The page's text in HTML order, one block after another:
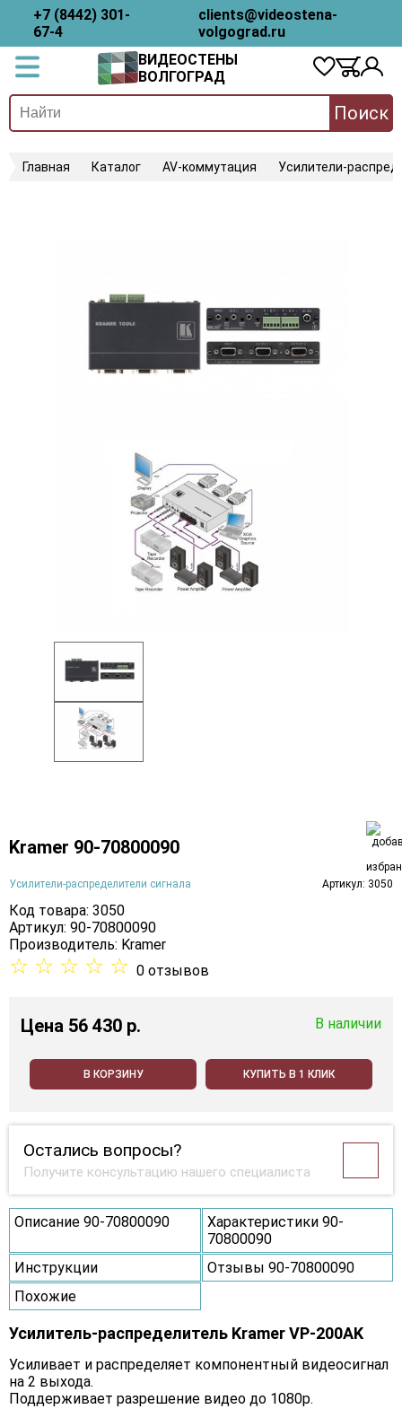
+7 (8442) 301-
67-4
clients@videostena-
volgograd.ru
ВИДЕОСТЕНЫ
ВОЛГОГРАД
Поиск
Главная Каталог AV-коммутация Усилители-
Kramer 90-70800090
Усилители-распределители сигнала Артикул: 3050
Код товара: 3050
Артикул: 90-70800090
Производитель: Kramer
☆ ☆ ☆ ☆ ☆ 0 отзывов
Цена 56 430 p. В наличии
В КОРЗИНУ КУПИТЬ В 1 КЛИК
Остались вопросы?
Получите консультацию нашего специалиста
Описание 90-70800090
Характеристики 90-
70800090
Инструкции
Отзывы 90-70800090
Похожие
Усилитель-распределитель Kramer VP-200AK
Усиливает и распределяет компонентный видеосигнал
на 2 выхода.
Поддерживает разрешение видео до 1080p.